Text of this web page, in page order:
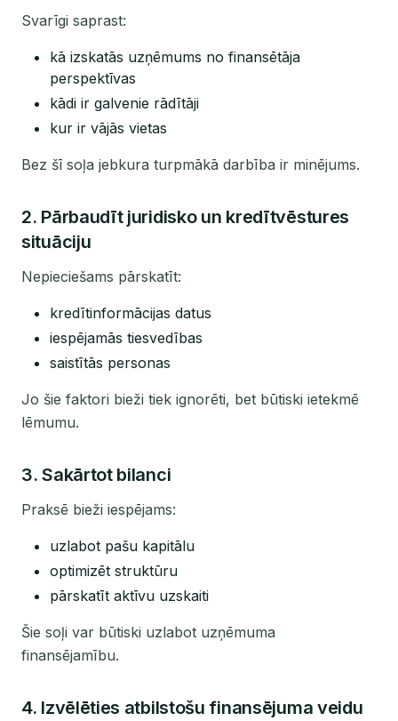
Svarīgi saprast:
kā izskatās uzņēmums no finansētāja
perspektīvas
kādi ir galvenie rādītāji
kur ir vājās vietas
Bez šī soļa jebkura turpmākā darbība ir minējums.
2. Pārbaudīt juridisko un kredītvēstures
situāciju
Nepieciešams pārskatīt:
kredītinformācijas datus
iespējamās tiesvedības
saistītās personas
Jo šie faktori bieži tiek ignorēti, bet būtiski ietekmē
lēmumu.
3. Sakārtot bilanci
Praksē bieži iespējams:
uzlabot pašu kapitālu
optimizēt struktūru
pārskatīt aktīvu uzskaiti
Šie soļi var būtiski uzlabot uzņēmuma
finansējamību.
4. Izvēlēties atbilstošu finansējuma veidu